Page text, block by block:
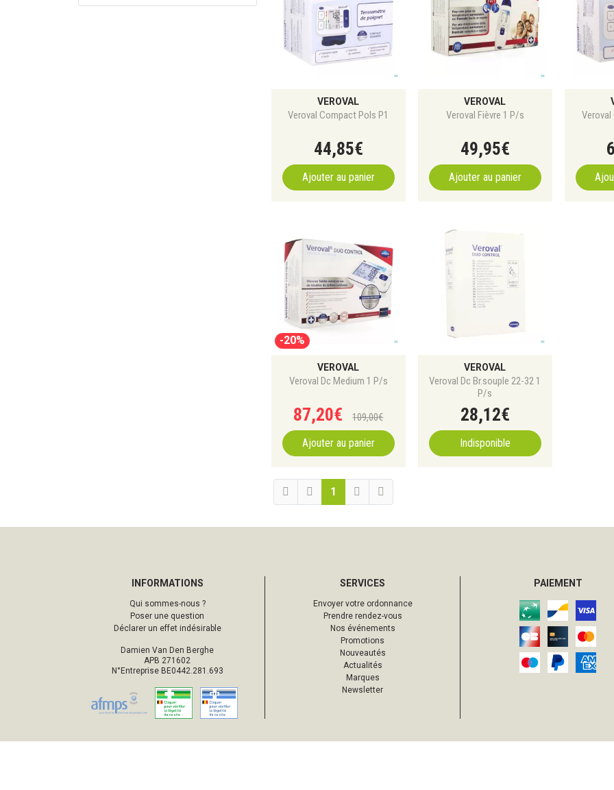
VEROVAL
Veroval Compact Pols P1
44,85€
Ajouter au panier
VEROVAL
Veroval Fièvre 1 P/s
49,95€
Ajouter au panier
Veroval
-20%
VEROVAL
Veroval Dc Medium 1 P/s
87,20€ 109,00€
Ajouter au panier
VEROVAL
Veroval Dc Br.souple 22-32 1
P/s
28,12€
Indisponible
1
INFORMATIONS
Qui sommes-nous ?
Poser une question
Déclarer un effet indésirable
Damien Van Den Berghe
APB 271602
N°Entreprise BE0442.281.693
SERVICES
Envoyer votre ordonnance
Prendre rendez-vous
Nos événements
Promotions
Nouveautés
Actualités
Marques
Newsletter
PAIEMENT